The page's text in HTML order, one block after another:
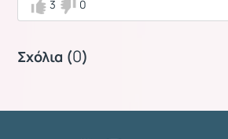
3 0
Σχόλια (0)